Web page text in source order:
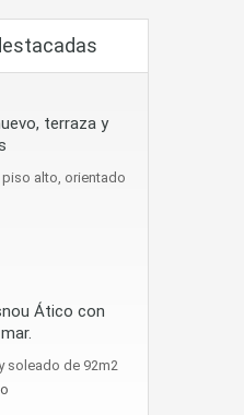
terraza y
alto, orientado
Ático con
soleado de 92m2